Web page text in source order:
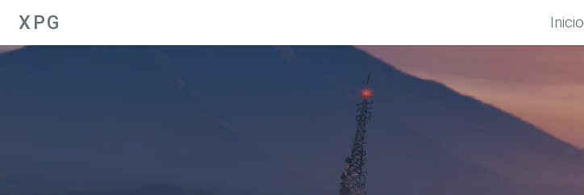
XPG Inicio